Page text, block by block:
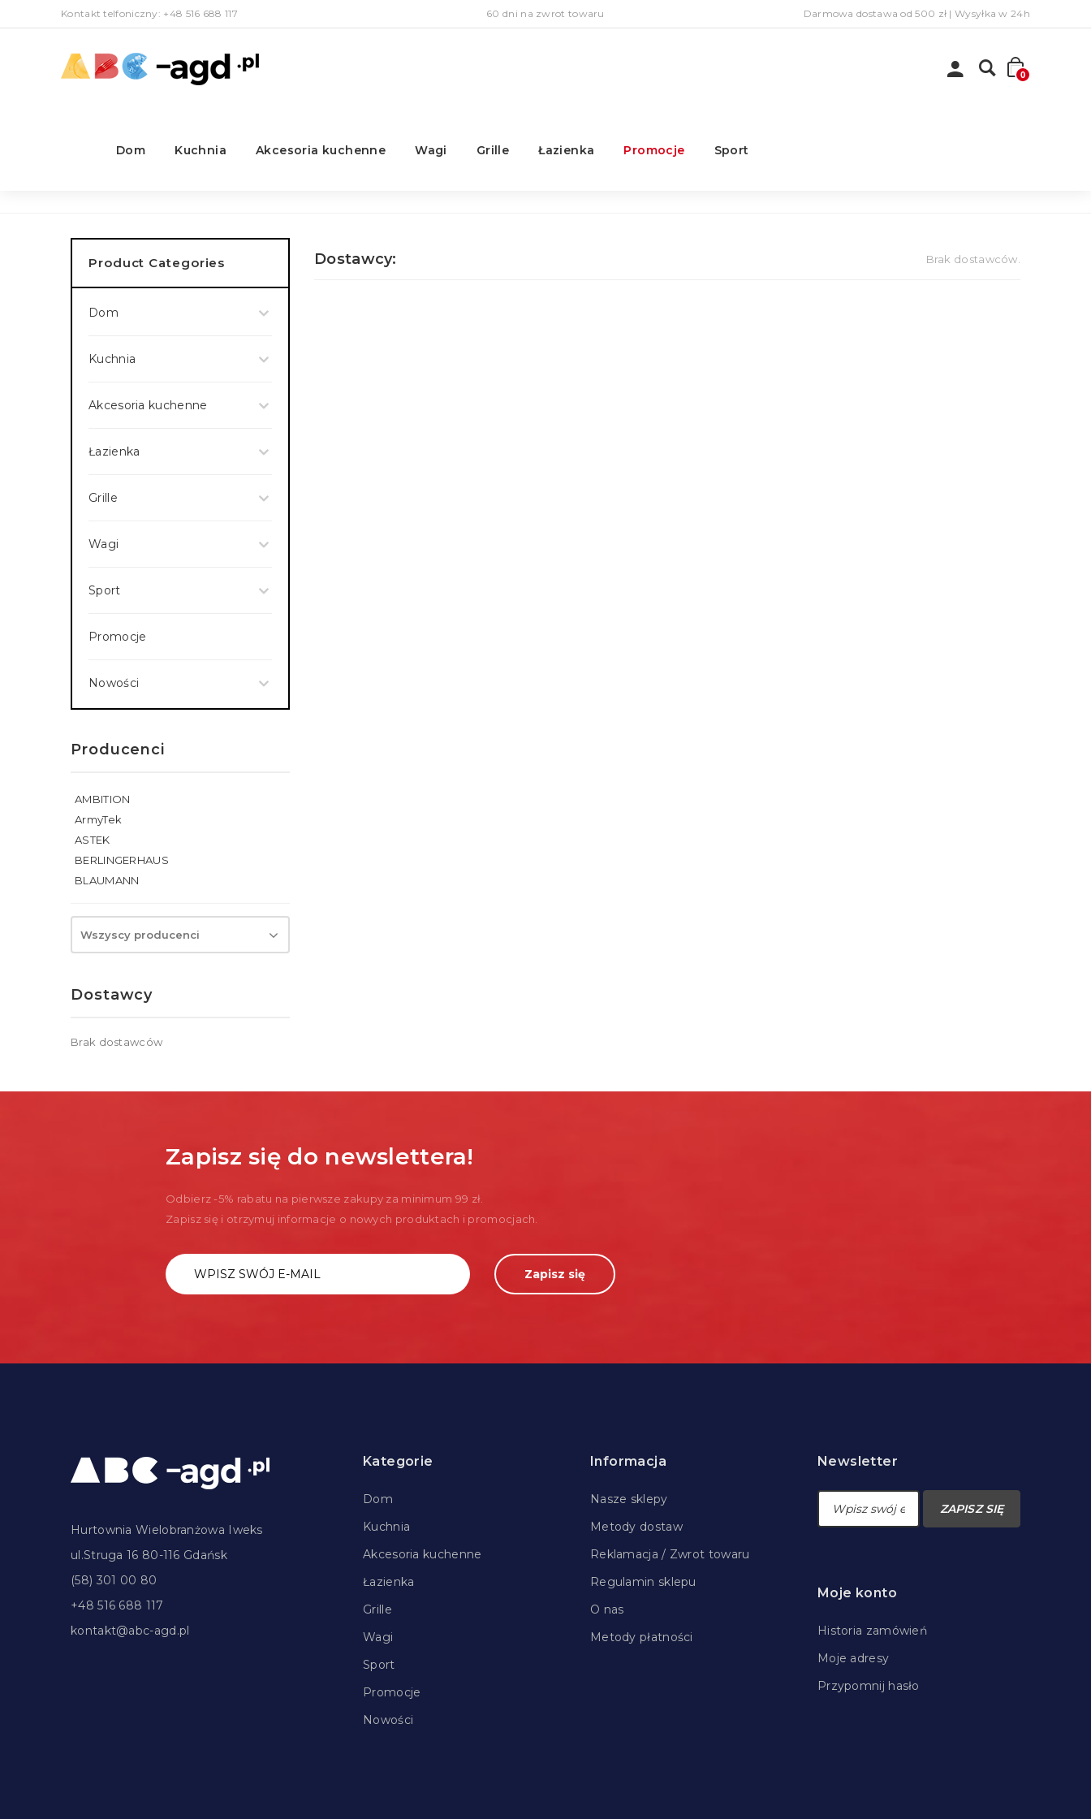
Kontakt telfoniczny: +48 516 688 117 60 dni na zwrot towaru Darmowa dostawa od 500 zł | Wysyłka w 24h
0
Dom Kuchnia Akcesoria kuchenne Wagi Grille Łazienka Promocje Sport
Dostawcy:
Product Categories
Dom
Kuchnia
Akcesoria kuchenne
Łazienka
Grille
Wagi
Sport
Promocje
Nowości
Producenci
AMBITION
ArmyTek
ASTEK
BERLINGERHAUS
BLAUMANN
Wszyscy producenci
Dostawcy
Brak dostawców
Dostawcy: Brak dostawców.
Zapisz się do newslettera!
Odbierz -5% rabatu na pierwsze zakupy za minimum 99 zł.
Zapisz się i otrzymuj informacje o nowych produktach i promocjach.
Zapisz się
Hurtownia Wielobranżowa Iweks
ul.Struga 16 80-116 Gdańsk
(58) 301 00 80
+48 516 688 117
kontakt@abc-agd.pl
Newsletter
ZAPISZ SIĘ
Kategorie
Dom
Kuchnia
Akcesoria kuchenne
Łazienka
Grille
Wagi
Sport
Promocje
Nowości
Informacja
Nasze sklepy
Metody dostaw
Reklamacja / Zwrot towaru
Regulamin sklepu
O nas
Metody płatności
Moje konto
Historia zamówień
Moje adresy
Przypomnij hasło